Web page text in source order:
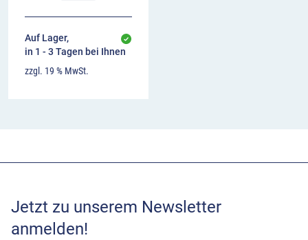
Auf Lager,
in 1 - 3 Tagen bei Ihnen
zzgl. 19 % MwSt.
Jetzt zu unserem Newsletter
anmelden!